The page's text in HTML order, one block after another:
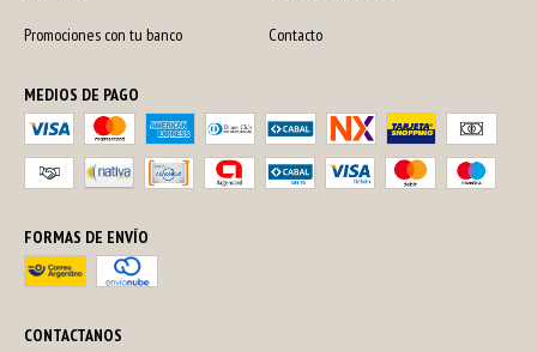
Promociones con tu banco Contacto
MEDIOS DE PAGO
FORMAS DE ENVÍO
CONTACTANOS